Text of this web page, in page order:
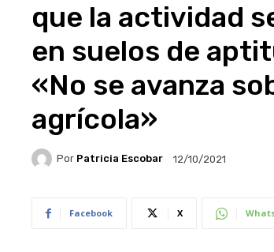
que la actividad
en suelos de
«No se avanza
agrícola»
Por Patricia Escobar 12/10/2021
Facebook X